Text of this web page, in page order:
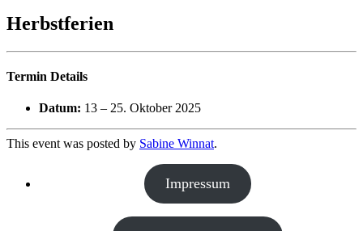
Herbstferien
Termin Details
Datum: 13 – 25. Oktober 2025
This event was posted by Sabine Winnat.
Impressum